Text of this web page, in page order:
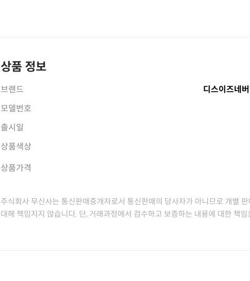
상품 정보
브랜드
디스이즈네
모델번호
출시일
상품색상
상품가격
주식회사 무신사는 통신판매중개자로서 통신판매의 당사자가 아니므로 개별
대해 책임지지 않습니다. 단, 거래과정에서 검수하고 보증하는 내용에 대한 책